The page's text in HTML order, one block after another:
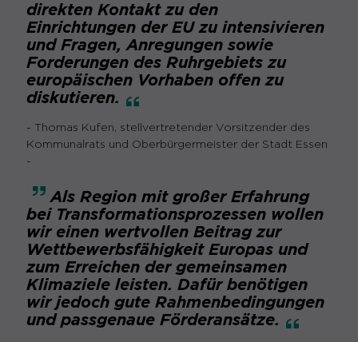
direkten Kontakt zu den
Einrichtungen der EU zu intensivieren
und Fragen, Anregungen sowie
Forderungen des Ruhrgebiets zu
europäischen Vorhaben offen zu
diskutieren.
- Thomas Kufen, stellvertretender Vorsitzender des
Kommunalrats und Oberbürgermeister der Stadt Essen
-
Als Region mit großer Erfahrung
bei Transformationsprozessen wollen
wir einen wertvollen Beitrag zur
Wettbewerbsfähigkeit Europas und
zum Erreichen der gemeinsamen
Klimaziele leisten. Dafür benötigen
wir jedoch gute Rahmenbedingungen
und passgenaueFörderansätze.